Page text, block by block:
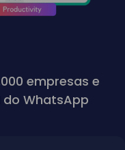
empresas e
do WhatsApp